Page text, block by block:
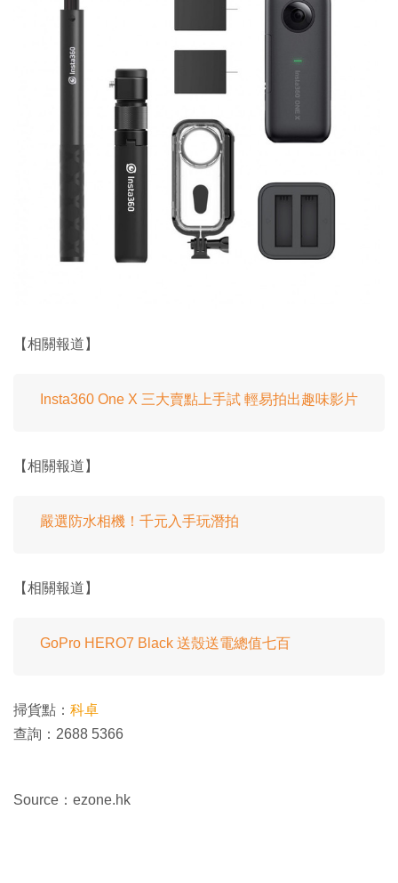
【相關報道】
Insta360 One X 三大賣點上手試 輕易拍出趣味影片
【相關報道】
嚴選防水相機！千元入手玩潛拍
【相關報道】
GoPro HERO7 Black 送殼送電總值七百
掃貨點： 科卓
查詢：2688 5366
Source：ezone.hk